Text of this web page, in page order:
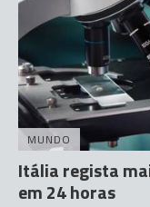
MUNDO
Itália regista
em 24 horas